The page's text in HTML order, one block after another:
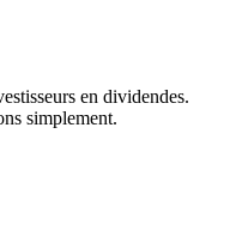
en dividendes.
simplement.